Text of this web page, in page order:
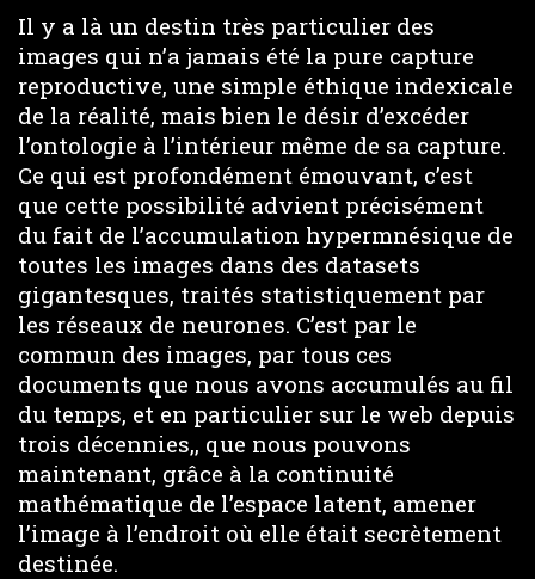
Il y a là un destin très particulier des
images qui n’a jamais été la pure capture
reproductive, une simple éthique indexicale
de la réalité, mais bien le désir d’excéder
l’ontologie à l’intérieur même de sa capture.
Ce qui est profondément émouvant, c’est
que cette possibilité advient précisément
du fait de l’accumulation hypermnésique de
toutes les images dans des datasets
gigantesques, traités statistiquement par
les réseaux de neurones. C’est par le
commun des images, par tous ces
documents que nous avons accumulés au fil
du temps, et en particulier sur le web depuis
trois décennies,, que nous pouvons
maintenant, grâce à la continuité
mathématique de l’espace latent, amener
l’image à l’endroit où elle était secrètement
destinée.